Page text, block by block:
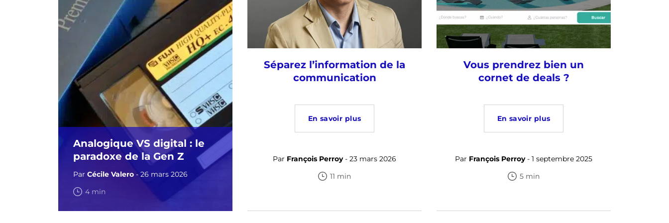
Analogique VS digital : le
paradoxe de la Gen Z
Par Cécile Valero - 26 mars 2026
4 min
Séparez l’information de la
communication
En savoir plus
Par François Perroy- 23 mars 2026
11 min
Vous prendrez bien un
cornet de deals ?
En savoir plus
Par François Perroy- 1 septembre 2025
5 min